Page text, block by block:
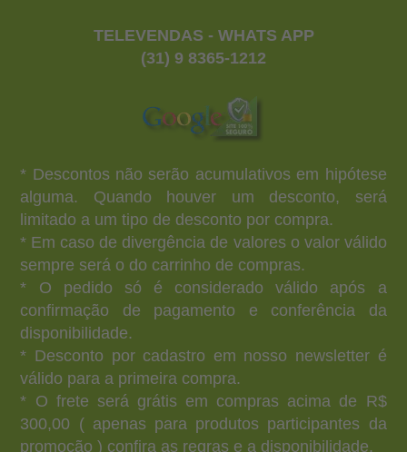
TELEVENDAS - WHATS APP
(31) 9 8365-1212
* Descontos não serão acumulativos em hipótese
alguma. Quando houver um desconto, será
limitado a um tipo de desconto por compra.
* Em caso de divergência de valores o valor válido
sempre será o do carrinho de compras.
* O pedido só é considerado válido após a
confirmação de pagamento e conferência da
disponibilidade.
* Desconto por cadastro em nosso newsletter é
válido para a primeira compra.
* O frete será grátis em compras acima de R$
300,00 ( apenas para produtos participantes da
promoção ) confira as regras e a disponibilidade.